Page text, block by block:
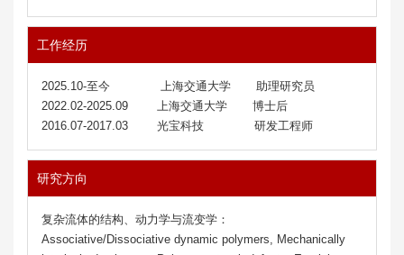
工作经历
2025.10-至今 上海交通大学 助理研究员
2022.02-2025.09 上海交通大学 博士后
2016.07-2017.03 光宝科技 研发工程师
研究方向
复杂流体的结构、动力学与流变学：
Associative/Dissociative dynamic polymers, Mechanically